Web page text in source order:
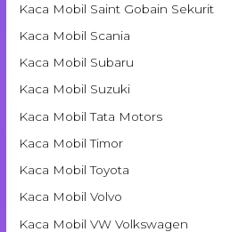
Kaca Mobil Saint Gobain Sekurit
Kaca Mobil Scania
Kaca Mobil Subaru
Kaca Mobil Suzuki
Kaca Mobil Tata Motors
Kaca Mobil Timor
Kaca Mobil Toyota
Kaca Mobil Volvo
Kaca Mobil VW Volkswagen